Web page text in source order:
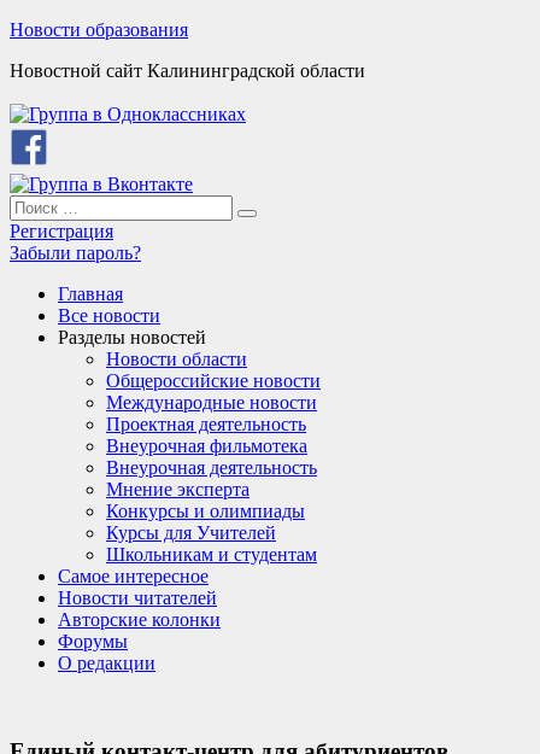
Skip
content
Новости образования
Новостной сайт Калининградской области
Search
for:
Search
Регистрация
Забыли пароль?
Главная
Все новости
Разделы новостей
Новости области
Общероссийские новости
Международные новости
Проектная деятельность
Внеурочная фильмотека
Внеурочная деятельность
Мнение эксперта
Конкурсы и олимпиады
Курсы для Учителей
Школьникам и студентам
Самое интересное
Новости читателей
Авторские колонки
Форумы
О редакции